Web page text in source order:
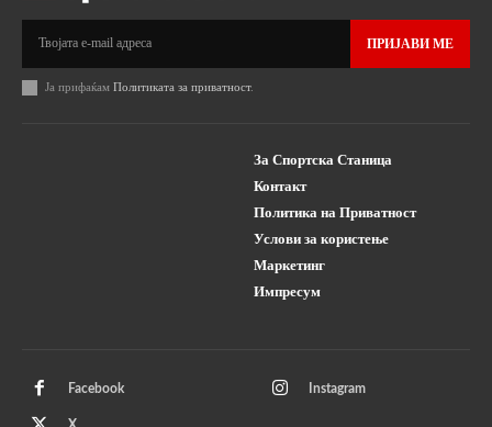
ПРИЈАВИ МЕ
Ја прифаќам Политиката за приватност.
За Спортска Станица
Контакт
Политика на Приватност
Услови за користење
Маркетинг
Импресум
Facebook Instagram